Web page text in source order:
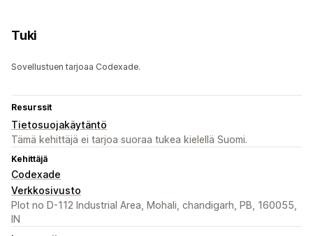
Tuki
Sovellustuen tarjoaa Codexade.
Resurssit
Tietosuojakäytäntö
Tämä kehittäjä ei tarjoa suoraa tukea kielellä Suomi.
Kehittäjä
Codexade
Verkkosivusto
Plot no D-112 Industrial Area, Mohali, chandigarh, PB, 160055,
IN